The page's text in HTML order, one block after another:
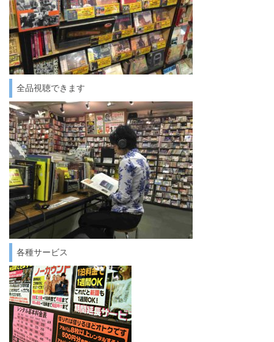
全品視聴できます
各種サービス